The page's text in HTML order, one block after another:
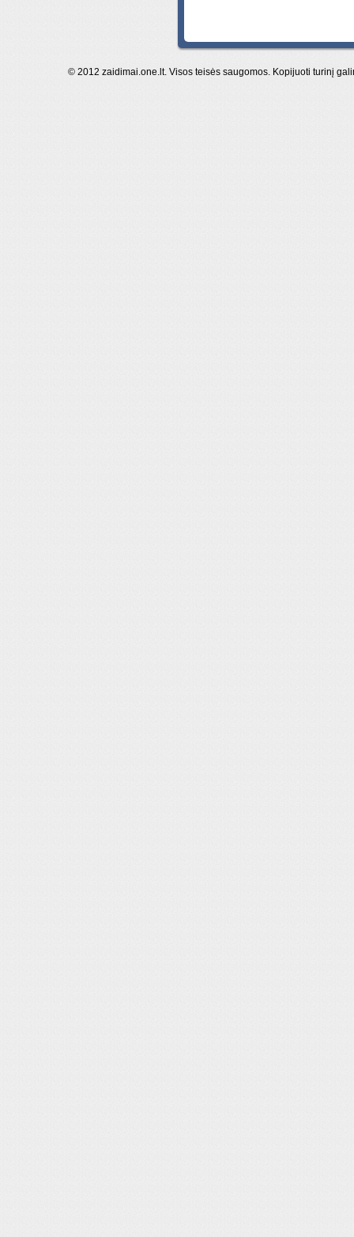
© 2012 zaidimai.one.lt. Visos teisės saugomos. Kopijuoti turinį